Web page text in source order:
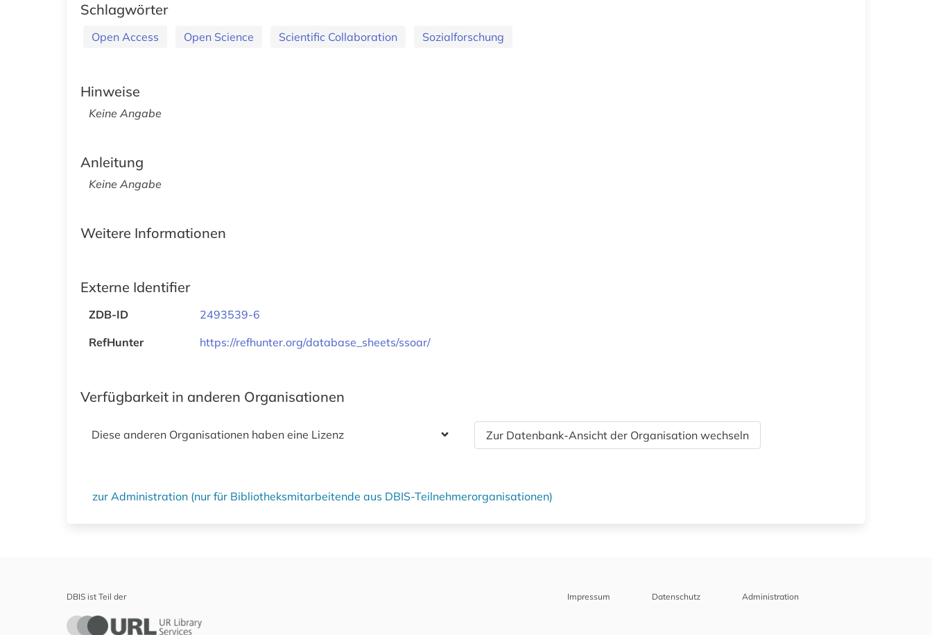
Schlagwörter
Open Access Open Science Scientific Collaboration Sozialforschung
Hinweise
Keine Angabe
Anleitung
Keine Angabe
Weitere Informationen
Externe Identifier
ZDB-ID
2493539-6
RefHunter
https://refhunter.org/database_sheets/ssoar/
Verfügbarkeit in anderen Organisationen
Diese anderen Organisationen haben eine Lizenz Zur Datenbank-Ansicht der Organisation wechseln
zur Administration (nur für Bibliotheksmitarbeitende aus DBIS-Teilnehmerorganisationen)
DBIS ist Teil der Impressum Datenschutz Administration